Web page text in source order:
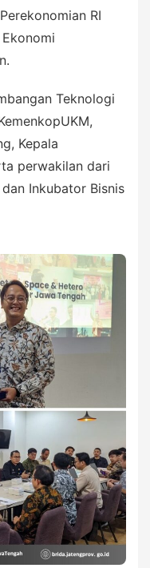
RI
Teknologi
Kepala
perwakilan dari
Inkubator Bisnis